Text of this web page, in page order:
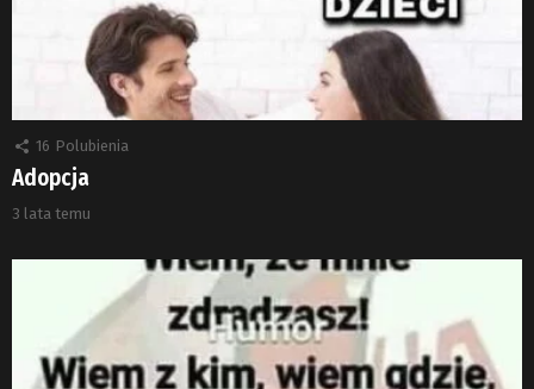
16 Polubienia
Adopcja
3 lata temu